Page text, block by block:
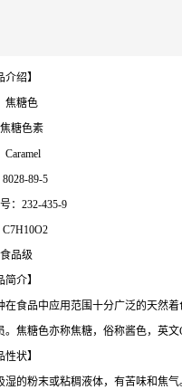
绍】
焦糖色
糖色素
89-5
：232-435-9
品级
介】
在食品中应用范围十分广泛的天然
。焦糖色亦称焦糖，俗称酱色，英文
状】
湿的粉末或粘稠液体，有苦味和焦气